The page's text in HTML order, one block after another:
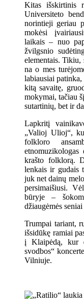
Kitas išskirtinis
Universiteto
norintieji geriau
mokėsi
laikais – nuo
žvilgsnio
elementais. Tikiu,
na o mes
labiausiai
kitą savaitę,
mokymai, tačiau
sutartinių, bet ir
Lapkritį
„Valioj Ulioj“,
folkloro
krašto folklorą.
lenkais ir gudais
juk net dainų
persimaišiusi.
būryje –
džiaugėmės
Trumpai tariant,
išsidūkę ramiai
į Klaipėdą, kur
svodbos“
Vilniuje.